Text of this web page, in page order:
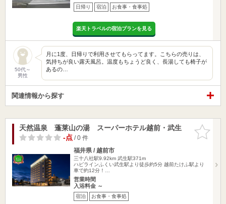
日帰り 宿泊 お食事・食事処
楽天トラベルの宿泊プランを見る
50代～
男性
月に1度、日帰りで利用させてもらってます。こちらの売りは、
気持ちが良い露天風呂。温度もちょうど良く、長湯しても椅子が
あるの…
関連情報から探す
お気に入
りに追加
天然温泉 蓬莱山の湯 スーパーホテル越前・武生
-点/ 0 件
福井県 / 越前市
三十八社駅9.92km 武生駅371m
ハピラインふくい武生駅より徒歩約5分 越前たけふ駅より
車で約12分！…
営業時間
入浴料金 ～
宿泊 お食事・食事処